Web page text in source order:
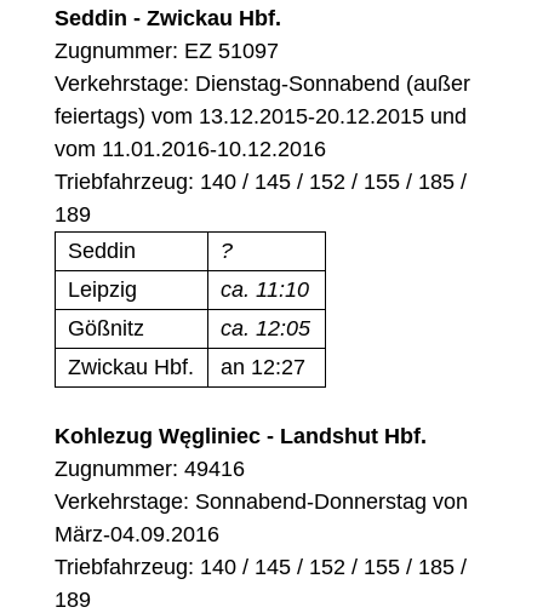
Seddin - Zwickau Hbf.
Zugnummer: EZ 51097
Verkehrstage: Dienstag-Sonnabend (außer
feiertags) vom 13.12.2015-20.12.2015 und
vom 11.01.2016-10.12.2016
Triebfahrzeug: 140 / 145 / 152 / 155 / 185 /
189
Seddin
?
Leipzig
ca. 11:10
Gößnitz
ca. 12:05
Zwickau Hbf.
an 12:27
Kohlezug Węgliniec - Landshut Hbf.
Zugnummer: 49416
Verkehrstage: Sonnabend-Donnerstag von
März-04.09.2016
Triebfahrzeug: 140 / 145 / 152 / 155 / 185 /
189